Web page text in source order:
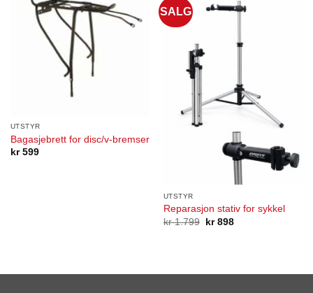
UTSTYR
Bagasjebrett for disc/v-bremser
kr599
SALG
UTSTYR
Reparasjon stativ for sykkel
kr1.799
Opprinnelig
kr898Nåværende